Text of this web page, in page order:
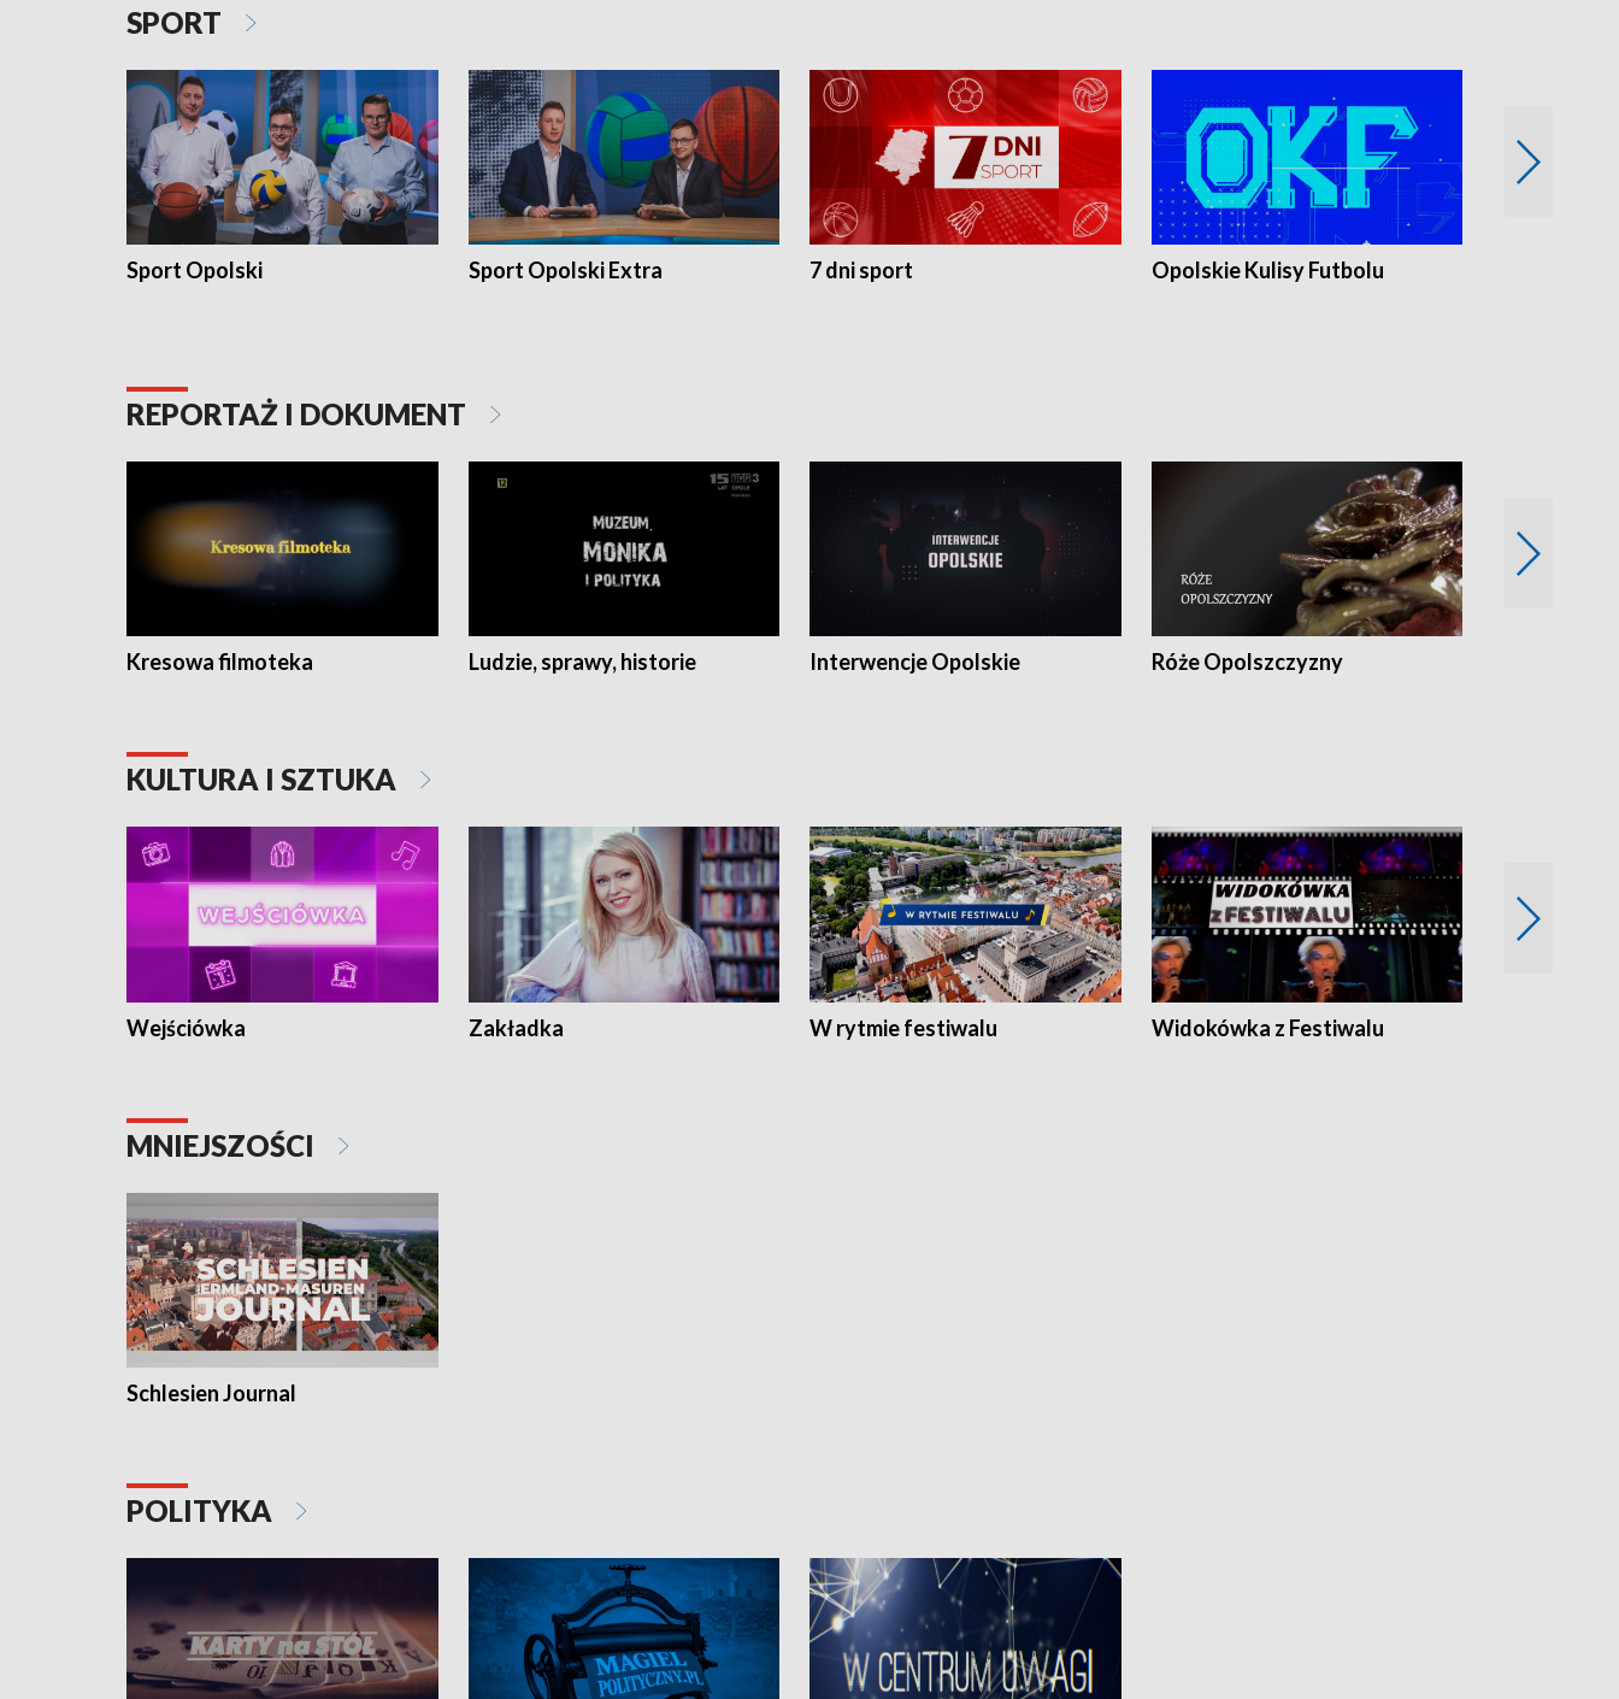
SPORT
Sport Opolski Sport Opolski Extra 7 dni sport Opolskie Kulisy Futbolu
REPORTAŻ I DOKUMENT
Kresowa filmoteka Ludzie, sprawy, historie Interwencje Opolskie Róże Opolszczyzny
KULTURA I SZTUKA
Wejściówka Zakładka W rytmie festiwalu Widokówka z Festiwalu
MNIEJSZOŚCI
Schlesien Journal
POLITYKA